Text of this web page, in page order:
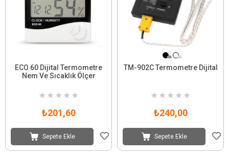
ECO 60 Dijital Termometre
Nem Ve Sıcaklık Ölçer
★ ★ ★ ★ ★
₺201,60
Sepete Ekle
TM-902C Termometre Dijital
★ ★ ★ ★ ★
₺240,00
Sepete Ekle